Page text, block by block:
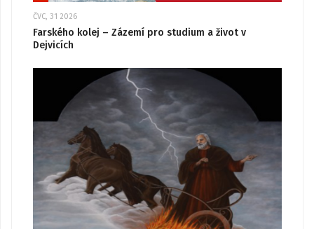
ČVC, 31 2026
Farského kolej – Zázemí pro studium a život v
Dejvicích